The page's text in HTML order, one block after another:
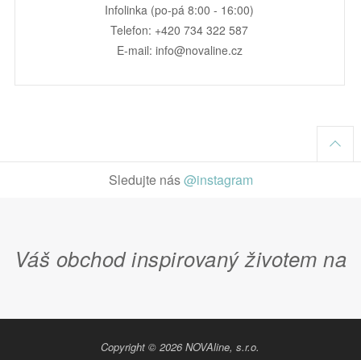
Infolinka (po-pá 8:00 - 16:00)
Telefon: +420 734 322 587
E-mail: info@novaline.cz
Sledujte nás@instagram
Váš obchod inspirovaný životem na
Copyright © 2026 NOVAline, s.r.o.